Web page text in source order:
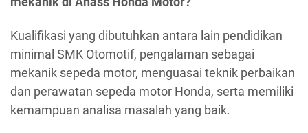
Kualifikasi yang dibutuhkan antara lain pendidikan
minimal SMK Otomotif, pengalaman sebagai
mekanik sepeda motor, menguasai teknik perbaikan
dan perawatan sepeda motor Honda, serta memiliki
kemampuan analisa masalah yang baik.